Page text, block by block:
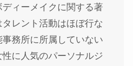
ディーメイクに関する著
レント活動はほぼ行な
務所に所属していない
に人気のパーソナルジ